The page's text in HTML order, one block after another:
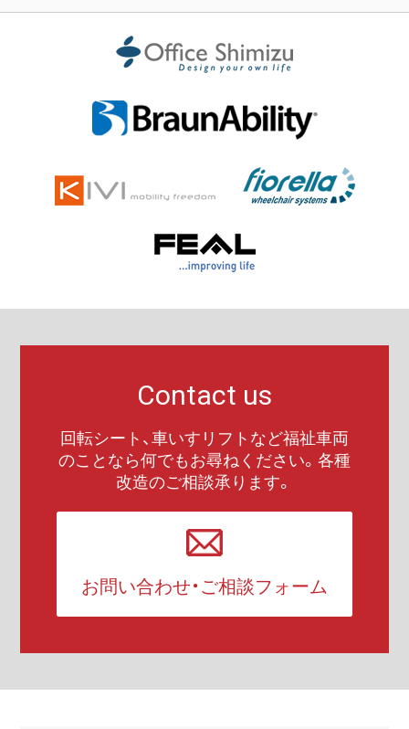
Contact us
回転シート、車いすリフトなど福祉車両
のことなら何でもお尋ねください。各種
改造のご相談承ります。
お問い合わせ・ご相談フォーム